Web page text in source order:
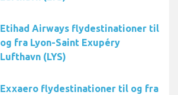
Etihad Airways flydestinationer til
og fra Lyon-Saint Exupéry
Lufthavn (LYS)
Exxaero flydestinationer til og fra